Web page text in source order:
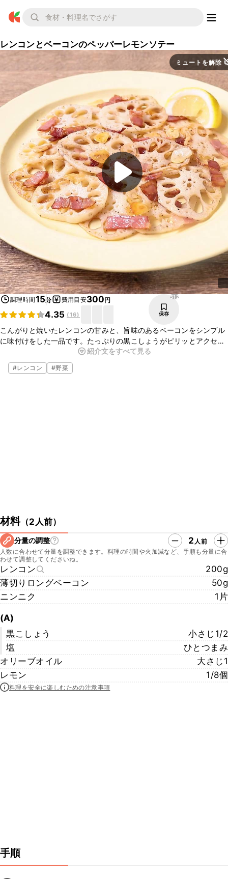
レンコンとベーコンのペッパーレモンソテー
ミュートを解除
調理時間15分 費用目安300円
4.35 (16)
512
保存
こんがりと焼いたレンコンの甘みと、旨味のあるベーコンをシンプル
に味付けをした一品です。たっぷりの黒こしょうがピリッとアクセン
トになって、おかずとしてはもちろん、お酒のおつまみとしてもぴっ
たりです。レモンをギュッと絞って、爽やかな味わいもお楽しみくだ
さい。
紹介文をすべて見る
#レンコン #野菜
材料（2人前）
分量の調整 2 人前
人数に合わせて分量を調整できます。料理の時間や火加減など、手順も分量に合
わせて調整してくださいね。
レンコン
200g
薄切りロングベーコン
50g
ニンニク
1片
(A)
黒こしょう
小さじ1/2
塩
ひとつまみ
オリーブオイル
大さじ1
レモン
1/8個
料理を安全に楽しむための注意事項
手順